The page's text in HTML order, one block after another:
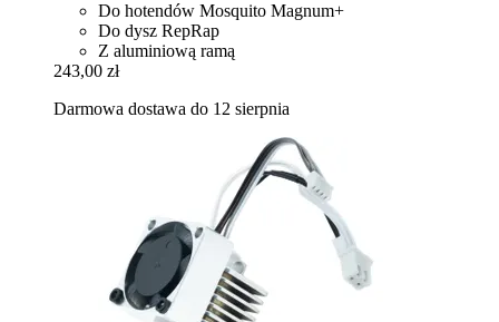
Do hotendów Mosquito Magnum+
Do dysz RepRap
Z aluminiową ramą
243,00 zł
Darmowa dostawa do 12 sierpnia